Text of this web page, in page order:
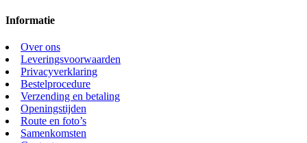
Informatie
Over ons
Leveringsvoorwaarden
Privacyverklaring
Bestelprocedure
Verzending en betaling
Openingstijden
Route en foto’s
Samenkomsten